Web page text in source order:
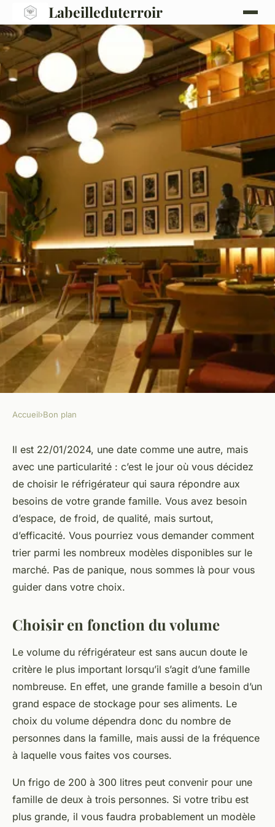
Labeilleduterroir
BON PLAN
Comment choisir un
réfrigérateur adapté aux
besoins d'une famille
nombreuse ?
renaud•18 février 2024•5 min de lecture
Accueil›Bon plan
Il est 22/01/2024, une date comme une autre, mais
avec une particularité : c’est le jour où vous décidez
de choisir le réfrigérateur qui saura répondre aux
besoins de votre grande famille. Vous avez besoin
d’espace, de froid, de qualité, mais surtout,
d’efficacité. Vous pourriez vous demander comment
trier parmi les nombreux modèles disponibles sur le
marché. Pas de panique, nous sommes là pour vous
guider dans votre choix.
Choisir en fonction du volume
Le volume du réfrigérateur est sans aucun doute le
critère le plus important lorsqu’il s’agit d’une famille
nombreuse. En effet, une grande famille a besoin d’un
grand espace de stockage pour ses aliments. Le
choix du volume dépendra donc du nombre de
personnes dans la famille, mais aussi de la fréquence
à laquelle vous faites vos courses.
Un frigo de 200 à 300 litres peut convenir pour une
famille de deux à trois personnes. Si votre tribu est
plus grande, il vous faudra probablement un modèle